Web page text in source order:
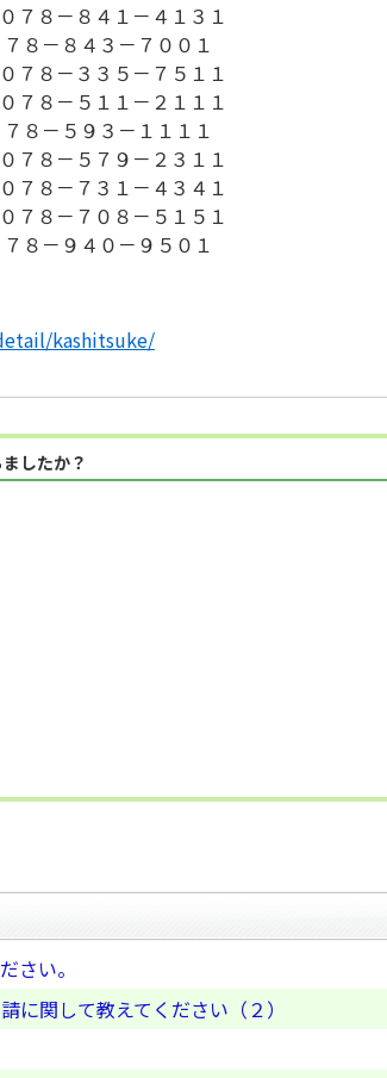
７８－８４１－４１３１
８－８４３－７００１
７８－３３５－７５１１
８－５１１－２１１１
８－５９３－１１１１
７８－５７９－２３１１
８－７３１－４３４１
７８－７０８－５１５１
８－９４０－９５０１
kashitsuke/
したか？
さい。
に関して教えてください（２）